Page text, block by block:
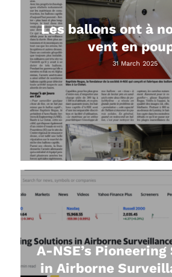
Les ballons ont à
vent en
31 March 2025
A-NSE’s
in Airborne